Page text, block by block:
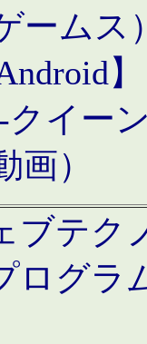
ームス
イー
画）
ブテク
ログラ